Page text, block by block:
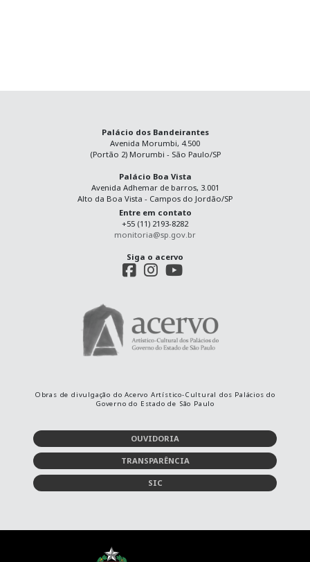
Palácio dos Bandeirantes
Avenida Morumbi, 4.500
(Portão 2) Morumbi - São Paulo/SP
Palácio Boa Vista
Avenida Adhemar de barros, 3.001
Alto da Boa Vista - Campos do Jordão/SP
Entre em contato
+55 (11) 2193-8282
monitoria@sp.gov.br
Siga o acervo
Obras de divulgação do Acervo Artístico-Cultural dos Palácios do
Governo do Estado de São Paulo
OUVIDORIA
TRANSPARÊNCIA
SIC